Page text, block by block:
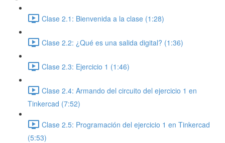
Clase 2.1: Bienvenida a la clase (1:28)
Clase 2.2: ¿Qué es una salida digital? (1:36)
Clase 2.3: Ejercicio 1 (1:46)
Clase 2.4: Armando del circuito del ejercicio 1 en
Tinkercad (7:52)
Clase 2.5: Programación del ejercicio 1 en Tinkercad
(5:53)